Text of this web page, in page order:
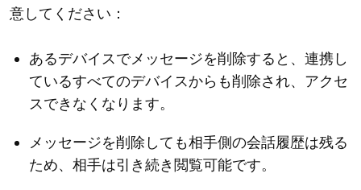
意してください：
あるデバイスでメッセージを削除すると、連携し
ているすべてのデバイスからも削除され、アクセ
スできなくなります。
メッセージを削除しても相手側の会話履歴は残る
ため、相手は引き続き閲覧可能です。